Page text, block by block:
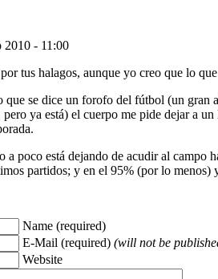
- 11:00
tus halagos, aunque yo creo que lo
que se dice un forofo del fútbol (un
ya está) el cuerpo me pide dejar a
a poco está dejando de acudir al campo
partidos; y en el 95% (por lo menos)
Name (required)
E-Mail (required) (will not be
Website